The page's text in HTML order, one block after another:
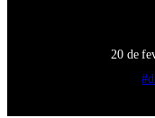
20 de